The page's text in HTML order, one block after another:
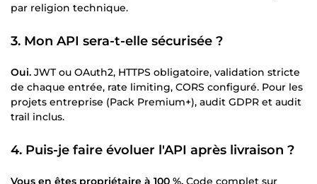
par religion technique.
3. Mon API sera-t-elle sécurisée ?
Oui. JWT ou OAuth2, HTTPS obligatoire, validation stricte
de chaque entrée, rate limiting, CORS configuré. Pour les
projets entreprise (Pack Premium+), audit GDPR et audit
trail inclus.
4. Puis-je faire évoluer l'API après livraison ?
Vous en êtes propriétaire à 100 %. Code complet sur